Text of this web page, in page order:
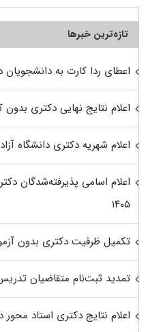
تازه‌ترین خبرها
اعطای ردا کارت به دانشجویان
اعلام نتایج نهایی دکتری بدون
اعلام شهریه دکتری دانشگاه آزاد ۱۴۰۵
اعلام اسامی پذیرفته‌شدگان
۱۴۰۵
تکمیل ظرفیت دکتری بدون آزمون
تمدید ثبت‌نام متقاضیان تدریس
اعلام نتایج دکتری استاد محور